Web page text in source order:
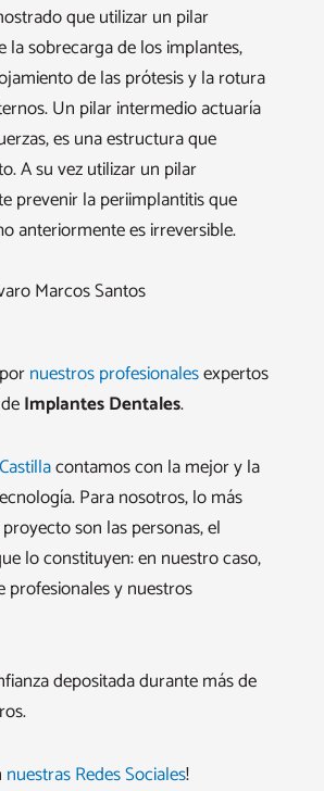
que utilizar un pilar
la sobrecarga de los implantes,
de las prótesis y la rotura
Un pilar intermedio actuaría
es una estructura que
A su vez utilizar un pilar
prevenir la periimplantitis que
anteriormente es irreversible.
Marcos Santos
nuestros profesionalesexpertos
Implantes Dentales.
contamos con la mejor y la
Para nosotros, lo más
son las personas, el
lo constituyen: en nuestro caso,
profesionales y nuestros
depositada durante más de
nuestras Redes Sociales!